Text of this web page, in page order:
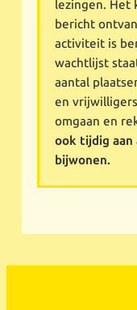
lezingen. Het
bericht
activiteit is
wachtlijst
aantal
en
omgaan en
ook tijdig
bijwonen.